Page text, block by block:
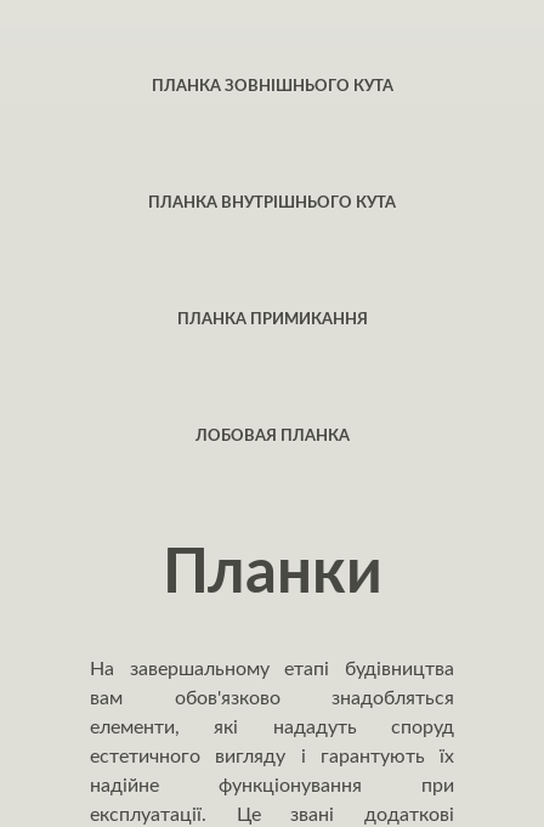
ПЛАНКА ЗОВНІШНЬОГО КУТА
ПЛАНКА ВНУТРІШНЬОГО КУТА
ПЛАНКА ПРИМИКАННЯ
ЛОБОВАЯ ПЛАНКА
Планки
На завершальному етапі будівництва
вам обов'язково знадобляться
елементи, які нададуть споруд
естетичного вигляду і гарантують їх
надійне функціонування при
експлуатації. Це звані додаткові